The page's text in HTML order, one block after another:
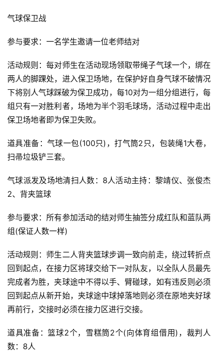
气球保卫战
参与要求：一名学生邀请一位老师结对
活动规则：每对师生在活动现场领取带绳子气球一个，绑在
两人的脚踝处，进入保卫场地，在保护好自身气球不破情况
下将别人气球踩破为保卫成功，每10对为一组分组进行，每
组只有一对胜利者，场地为半个羽毛球场，活动过程中走出
保卫场地者即为保卫失败。
道具准备：气球一包(100只)，打气筒2只，包装绳1大卷，
扫帚垃圾铲三套。
气球派发及场地清扫人数：8人活动主持：黎靖仪、张俊杰
2、背夹篮球
参与要求：所有参加活动的结对师生抽签分成红队和蓝队两
组(保证人数一样)
活动规则：师生二人背夹篮球步调一致向前走，绕过转折点
回到起点，在接力区将球交给下一对队友，以全队人员最先
完成者为胜，夹球途中不得以手、臂碰球，如有违反则必须
回到起点从新开始，夹球途中球掉落地则必须在原地夹好球
再前行，交接时必须在接力区进行交接。
道具准备：篮球2个，雪糕筒2个(向体育组借用)，裁判人
数：8人